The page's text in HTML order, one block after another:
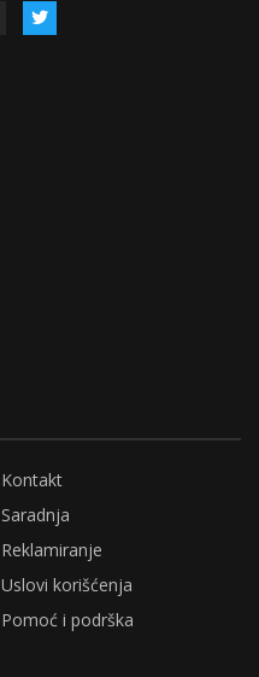
Kontakt
Saradnja
Reklamiranje
Uslovi korišćenja
Pomoć i podrška